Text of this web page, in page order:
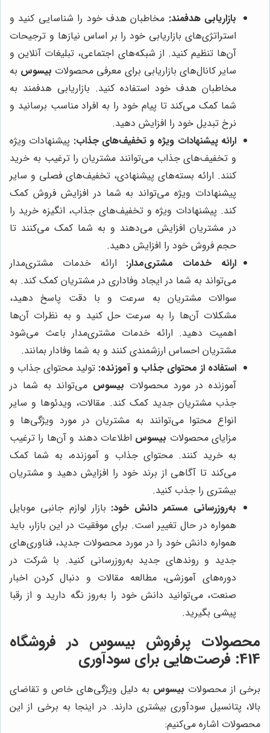
بازاریابی هدفمند: مخاطبان هدف خود را شناسایی کنید و
استراتژی‌های بازاریابی خود را بر اساس نیازها و ترجیحات
آن‌ها تنظیم کنید. از شبکه‌های اجتماعی، تبلیغات آنلاین و
سایر کانال‌های بازاریابی برای معرفی محصولات بیسوس به
مخاطبان هدف خود استفاده کنید. بازاریابی هدفمند به
شما کمک می‌کند تا پیام خود را به افراد مناسب برسانید و
نرخ تبدیل خود را افزایش دهید.
ارائه پیشنهادات ویژه و تخفیف‌های جذاب: پیشنهادات ویژه
و تخفیف‌های جذاب می‌توانند مشتریان را ترغیب به خرید
کنند. ارائه بسته‌های پیشنهادی، تخفیف‌های فصلی و سایر
پیشنهادات ویژه می‌تواند به شما در افزایش فروش کمک
کند. پیشنهادات ویژه و تخفیف‌های جذاب، انگیزه خرید را
در مشتریان افزایش می‌دهند و به شما کمک می‌کنند تا
حجم فروش خود را افزایش دهید.
ارائه خدمات مشتری‌مدار: ارائه خدمات مشتری‌مدار
می‌تواند به شما در ایجاد وفاداری در مشتریان کمک کند. به
سوالات مشتریان به سرعت و با دقت پاسخ دهید،
مشکلات آن‌ها را به سرعت حل کنید و به نظرات آن‌ها
اهمیت دهید. ارائه خدمات مشتری‌مدار باعث می‌شود
مشتریان احساس ارزشمندی کنند و به شما وفادار بمانند.
استفاده از محتوای جذاب و آموزنده: تولید محتوای جذاب و
آموزنده در مورد محصولات بیسوس می‌تواند به شما در
جذب مشتریان جدید کمک کند. مقالات، ویدئوها و سایر
انواع محتوا می‌توانند به مشتریان در مورد ویژگی‌ها و
مزایای محصولات بیسوس اطلاعات دهند و آن‌ها را ترغیب
به خرید کنند. محتوای جذاب و آموزنده، به شما کمک
می‌کند تا آگاهی از برند خود را افزایش دهید و مشتریان
بیشتری را جذب کنید.
به‌روزرسانی مستمر دانش خود: بازار لوازم جانبی موبایل
همواره در حال تغییر است. برای موفقیت در این بازار، باید
همواره دانش خود را در مورد محصولات جدید، فناوری‌های
جدید و روندهای جدید به‌روزرسانی کنید. با شرکت در
دوره‌های آموزشی، مطالعه مقالات و دنبال کردن اخبار
صنعت، می‌توانید دانش خود را به‌روز نگه دارید و از رقبا
پیشی بگیرید.
محصولات پرفروش بیسوس در فروشگاه
414: فرصت‌هایی برای سودآوری
برخی از محصولات بیسوس به دلیل ویژگی‌های خاص و تقاضای
بالا، پتانسیل سودآوری بیشتری دارند. در اینجا به برخی از این
محصولات اشاره می‌کنیم: